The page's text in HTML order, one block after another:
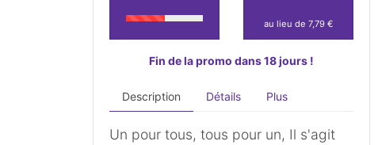
au lieu de 7,79 €
Fin de la promo dans 18 jours !
Description Détails Plus
Un pour tous, tous pour un, Il s'agit